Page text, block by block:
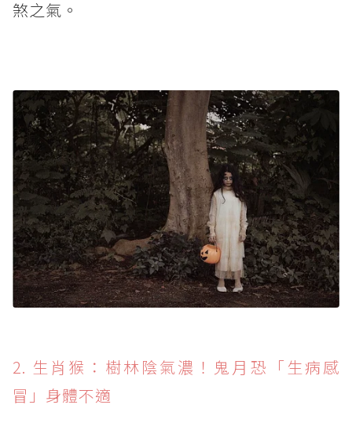
煞之氣。
2. 生肖猴：樹林陰氣濃！鬼月恐「生病感
冒」身體不適